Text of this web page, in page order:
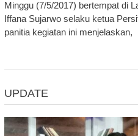
Minggu (7/5/2017) bertempat di
Iffana Sujarwo selaku ketua
panitia kegiatan ini menjelaskan,
UPDATE